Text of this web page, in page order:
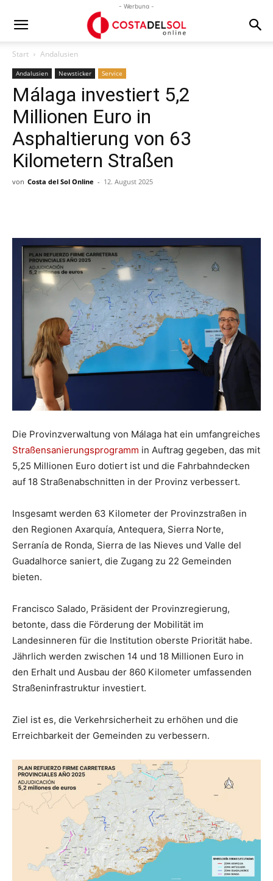
- Werbung -
Start Andalusien
Andalusien Newsticker Service
Málaga investiert 5,2
Millionen Euro in
Asphaltierung von 63
Kilometern Straßen
von Costa del Sol Online - 12. August 2025
Die Provinzverwaltung von Málaga hat ein umfangreiches
Straßensanierungsprogramm in Auftrag gegeben, das mit
5,25 Millionen Euro dotiert ist und die Fahrbahndecken
auf 18 Straßenabschnitten in der Provinz verbessert.
Insgesamt werden 63 Kilometer der Provinzstraßen in
den Regionen Axarquía, Antequera, Sierra Norte,
Serranía de Ronda, Sierra de las Nieves und Valle del
Guadalhorce saniert, die Zugang zu 22 Gemeinden
bieten.
Francisco Salado, Präsident der Provinzregierung,
betonte, dass die Förderung der Mobilität im
Landesinneren für die Institution oberste Priorität habe.
Jährlich werden zwischen 14 und 18 Millionen Euro in
den Erhalt und Ausbau der 860 Kilometer umfassenden
Straßeninfrastruktur investiert.
Ziel ist es, die Verkehrsicherheit zu erhöhen und die
Erreichbarkeit der Gemeinden zu verbessern.